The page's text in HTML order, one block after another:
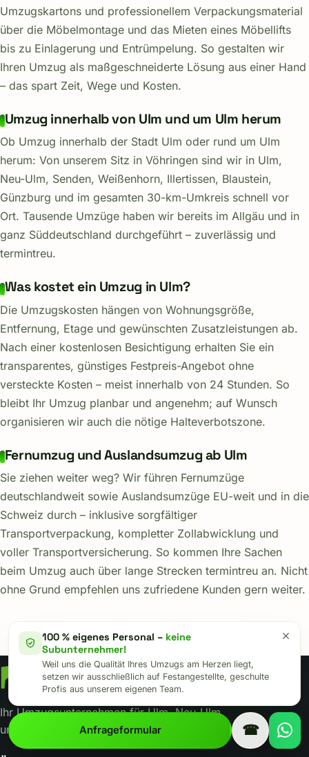
Umzugskartons und professionellem Verpackungsmaterial
über die Möbelmontage und das Mieten eines Möbellifts
bis zu Einlagerung und Entrümpelung. So gestalten wir
Ihren Umzug als maßgeschneiderte Lösung aus einer Hand
– das spart Zeit, Wege und Kosten.
Umzug innerhalb von Ulm und um Ulm herum
Ob Umzug innerhalb der Stadt Ulm oder rund um Ulm
herum: Von unserem Sitz in Vöhringen sind wir in Ulm,
Neu-Ulm, Senden, Weißenhorn, Illertissen, Blaustein,
Günzburg und im gesamten 30-km-Umkreis schnell vor
Ort. Tausende Umzüge haben wir bereits im Allgäu und in
ganz Süddeutschland durchgeführt – zuverlässig und
termintreu.
Was kostet ein Umzug in Ulm?
Die Umzugskosten hängen von Wohnungsgröße,
Entfernung, Etage und gewünschten Zusatzleistungen ab.
Nach einer kostenlosen Besichtigung erhalten Sie ein
transparentes, günstiges Festpreis-Angebot ohne
versteckte Kosten – meist innerhalb von 24 Stunden. So
bleibt Ihr Umzug planbar und angenehm; auf Wunsch
organisieren wir auch die nötige Halteverbotszone.
Fernumzug und Auslandsumzug ab Ulm
Sie ziehen weiter weg? Wir führen Fernumzüge
deutschlandweit sowie Auslandsumzüge EU-weit und in die
Schweiz durch – inklusive sorgfältiger
Transportverpackung, kompletter Zollabwicklung und
voller Transportversicherung. So kommen Ihre Sachen
beim Umzug auch über lange Strecken termintreu an. Nicht
ohne Grund empfehlen uns zufriedene Kunden gern weiter.
Ihr Umzugsunternehmen für Ulm, Neu-Ulm
und europaweit. umziehen heißt vertrauen.
Anfrageformular ☎
100 % eigenes Personal – keine
Subunternehmer!
Weil uns die Qualität Ihres Umzugs am Herzen liegt,
setzen wir ausschließlich auf Festangestellte, geschulte
Profis aus unserem eigenen Team.